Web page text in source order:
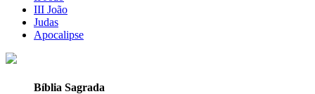
III João
Judas
Apocalipse
Bíblia Sagrada